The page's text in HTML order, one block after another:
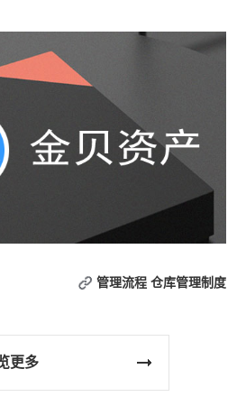
管理流程 仓库管理制度
更多